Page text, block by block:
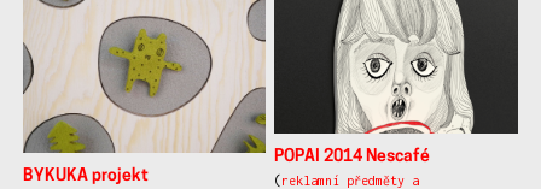
BYKUKA projekt
POPAI 2014 Nescafé
( reklamní předměty a